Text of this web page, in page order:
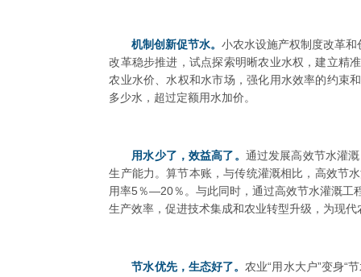
机制创新促节水。小农水设施产权制度改革
改革稳步推进，试点探索明晰农业水权，建立精
农业水价、水权和水市场，强化用水效率的约束
多少水，超过定额用水加价。
用水少了，效益高了。 通过发展高效节水灌
生产能力。算节本账，与传统灌溉相比，高效节
用率5％—20％。与此同时，通过高效节水灌溉工
生产效率，促进技术集成和农业转型升级，为现
节水优先，生态好了。农业“用水大户”变身“